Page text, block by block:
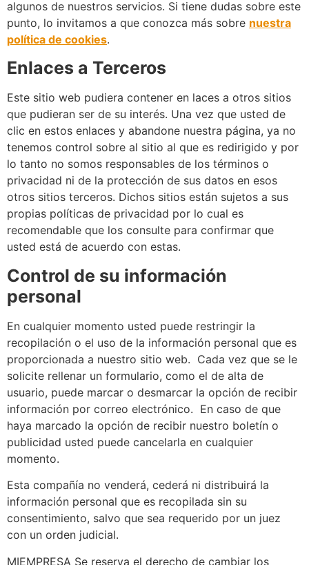
algunos de nuestros servicios. Si tiene dudas sobre este
punto, lo invitamos a que conozca más sobre nuestra
política de cookies.
Enlaces a Terceros
Este sitio web pudiera contener en laces a otros sitios
que pudieran ser de su interés. Una vez que usted de
clic en estos enlaces y abandone nuestra página, ya no
tenemos control sobre al sitio al que es redirigido y por
lo tanto no somos responsables de los términos o
privacidad ni de la protección de sus datos en esos
otros sitios terceros. Dichos sitios están sujetos a sus
propias políticas de privacidad por lo cual es
recomendable que los consulte para confirmar que
usted está de acuerdo con estas.
Control de su información
personal
En cualquier momento usted puede restringir la
recopilación o el uso de la información personal que es
proporcionada a nuestro sitio web. Cada vez que se le
solicite rellenar un formulario, como el de alta de
usuario, puede marcar o desmarcar la opción de recibir
información por correo electrónico. En caso de que
haya marcado la opción de recibir nuestro boletín o
publicidad usted puede cancelarla en cualquier
momento.
Esta compañía no venderá, cederá ni distribuirá la
información personal que es recopilada sin su
consentimiento, salvo que sea requerido por un juez
con un orden judicial.
MIEMPRESA Se reserva el derecho de cambiar los